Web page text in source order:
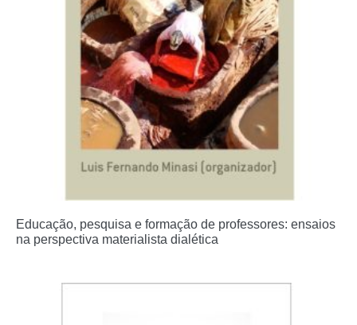
Educação, pesquisa e formação de professores: ensaios
na perspectiva materialista dialética